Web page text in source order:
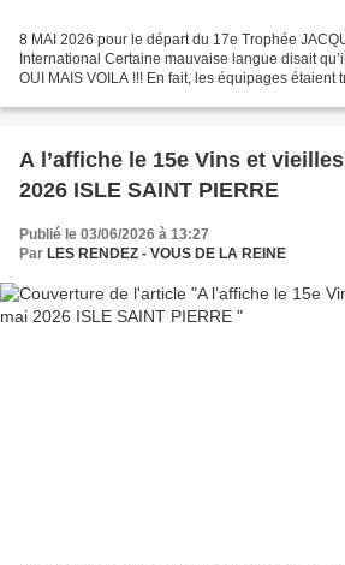
8 MAI 2026 pour le départ du 17e Trophée
International Certaine mauvaise langue disait
OUI MAIS VOILA !!! En fait, les équipages étaient
A l’affiche le 15e Vins et vieilles voitures 24 mai
2026 ISLE SAINT PIERRE
Publié le 03/06/2026 à 13:27
Par LES RENDEZ - VOUS DE LA REINE